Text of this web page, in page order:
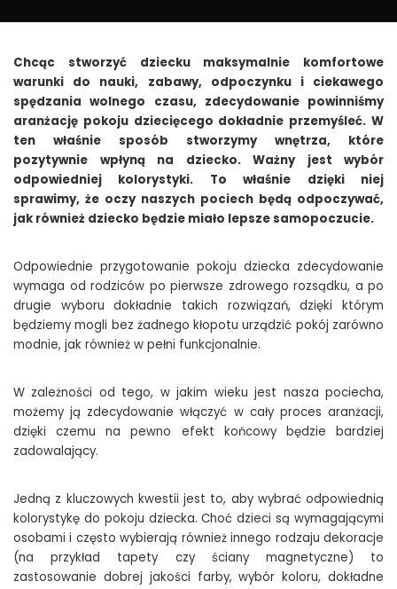
Chcąc stworzyć dziecku maksymalnie komfortowe
warunki do nauki, zabawy, odpoczynku i ciekawego
spędzania wolnego czasu, zdecydowanie powinniśmy
aranżację pokoju dziecięcego dokładnie przemyśleć. W
ten właśnie sposób stworzymy wnętrza, które
pozytywnie wpłyną na dziecko. Ważny jest wybór
odpowiedniej kolorystyki. To właśnie dzięki niej
sprawimy, że oczy naszych pociech będą odpoczywać,
jak również dziecko będzie miało lepsze samopoczucie.
Odpowiednie przygotowanie pokoju dziecka zdecydowanie
wymaga od rodziców po pierwsze zdrowego rozsądku, a po
drugie wyboru dokładnie takich rozwiązań, dzięki którym
będziemy mogli bez żadnego kłopotu urządzić pokój zarówno
modnie, jak również w pełni funkcjonalnie.
W zależności od tego, w jakim wieku jest nasza pociecha,
możemy ją zdecydowanie włączyć w cały proces aranżacji,
dzięki czemu na pewno efekt końcowy będzie bardziej
zadowalający.
Jedną z kluczowych kwestii jest to, aby wybrać odpowiednią
kolorystykę do pokoju dziecka. Choć dzieci są wymagającymi
osobami i często wybierają również innego rodzaju dekoracje
(na przykład tapety czy ściany magnetyczne) to
zastosowanie dobrej jakości farby, wybór koloru, dokładne